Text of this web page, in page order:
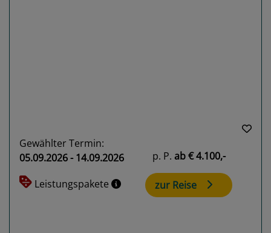
Gewählter Termin:
05.09.2026 - 14.09.2026
Leistungspakete
p. P. ab€ 4.100,-
zur Reise